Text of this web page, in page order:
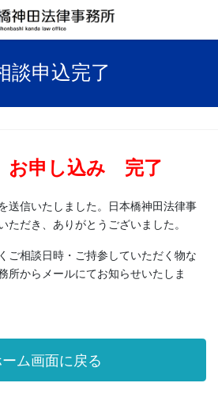
談申込完了
お申し込み 完了
送信いたしました。日本橋神田法律事
ただき、ありがとうございました。
ご相談日時・ご持参していただく物な
所からメールにてお知らせいたしま
ム画面に戻る